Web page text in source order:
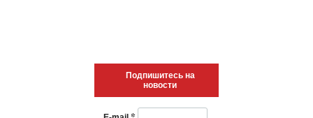
Подпишитесь на
новости